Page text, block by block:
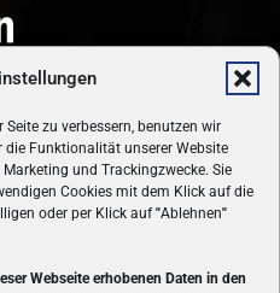
zu verbessern, benutzen wir
Funktionalität unserer Website
und Trackingzwecke. Sie
Cookies mit dem Klick auf die
oder per Klick auf"Ablehnen"
Webseite erhobenen Daten in den